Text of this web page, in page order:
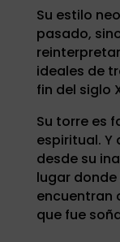
Su estilo
pasado,
ideales de
fin del siglo
Su torre es
espiritual. Y
desde su
lugar
encuentran
que fue